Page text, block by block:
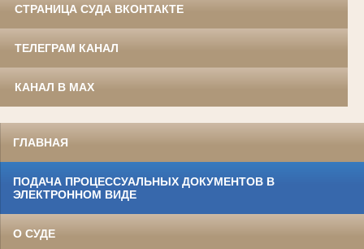
СТРАНИЦА СУДА ВКОНТАКТЕ
ТЕЛЕГРАМ КАНАЛ
КАНАЛ В MAX
ГЛАВНАЯ
ПОДАЧА ПРОЦЕССУАЛЬНЫХ ДОКУМЕНТОВ В
ЭЛЕКТРОННОМ ВИДЕ
О СУДЕ